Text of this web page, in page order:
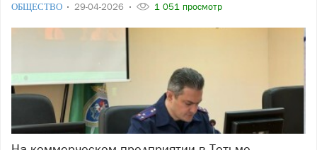
ОБЩЕСТВО 29-04-2026 1 051 просмотр